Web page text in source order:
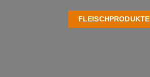
FLEISCHPRODUKTE